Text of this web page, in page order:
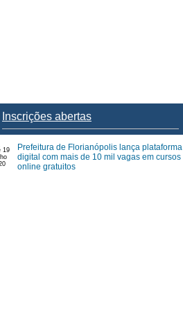
Inscrições abertas
19
Prefeitura de Florianópolis lança plataforma
digital com mais de 10 mil vagas em cursos
online gratuitos